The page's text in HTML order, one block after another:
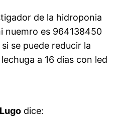
de la hidroponia
nuemro es 964138450
se puede reducir la
a 16 dias con led
dice: